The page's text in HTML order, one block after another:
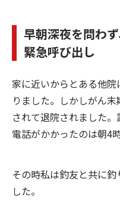
早朝深夜を問わ
緊急呼び出し
家に近いからとある他
りました。しかしがん
されて退院されました
電話がかかったのは朝4
その時私は釣友と共に
した。